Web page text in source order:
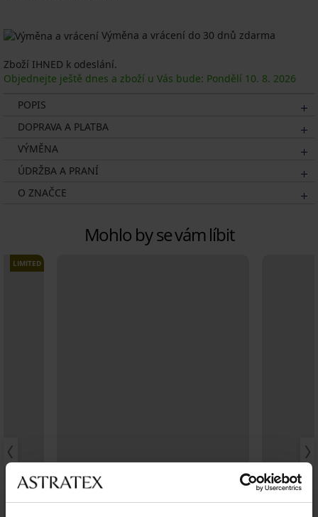
Výměna a vrácení do 30 dnů zdarma
Zboží IHNED k odeslání.
Objednejte ještě dnes a zboží u Vás bude: Pondělí 10. 8. 2026
POPIS
DOPRAVA A PLATBA
VÝMĚNA
ÚDRŽBA A PRANÍ
O ZNAČCE
Mohlo by se vám líbit
LIMITED